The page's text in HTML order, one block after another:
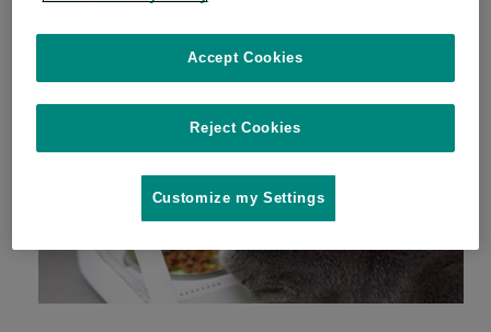
Reject Cookies
Accept Cookies
Customize my Settings